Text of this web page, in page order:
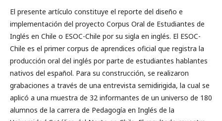
El presente artículo constituye el reporte del diseño e
implementación del proyecto Corpus Oral de Estudiantes de
Inglés en Chile o ESOC-Chile por su sigla en inglés. El ESOC-
Chile es el primer corpus de aprendices oficial que registra la
producción oral del inglés por parte de estudiantes hablantes
nativos del español. Para su construcción, se realizaron
grabaciones a través de una entrevista semidirigida, la cual se
aplicó a una muestra de 32 informantes de un universo de 180
alumnos de la carrera de Pedagogía en Inglés de la